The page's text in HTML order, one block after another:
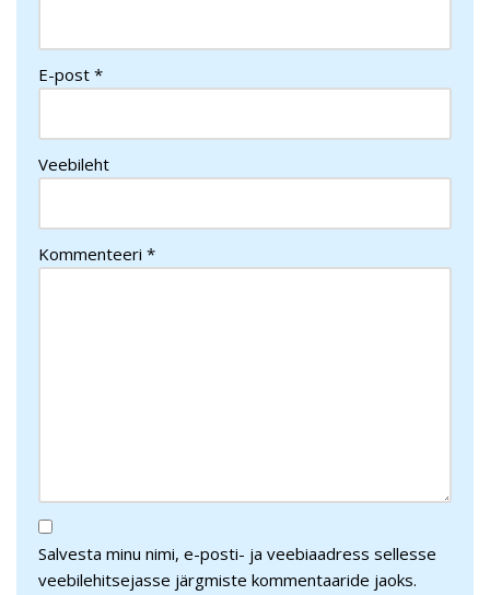
E-post *
Veebileht
Kommenteeri *
Salvesta minu nimi, e-posti- ja veebiaadress sellesse
veebilehitsejasse järgmiste kommentaaride jaoks.